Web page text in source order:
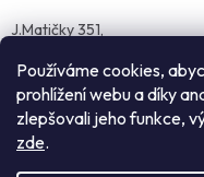
Používáme cookies,
prohlížení webu a díky
zlepšovali jeho funkce,
zde.
J.Matičky 351,